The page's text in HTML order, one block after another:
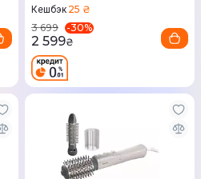
Кешбэк 25 ₴
3 699
-30%
2 599₴